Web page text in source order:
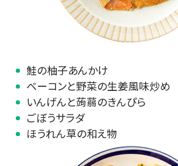
鮭の柚子あんかけ
ベーコンと野菜の生姜風味炒め
いんげんと蒟蒻のきんぴら
ごぼうサラダ
ほうれん草の和え物